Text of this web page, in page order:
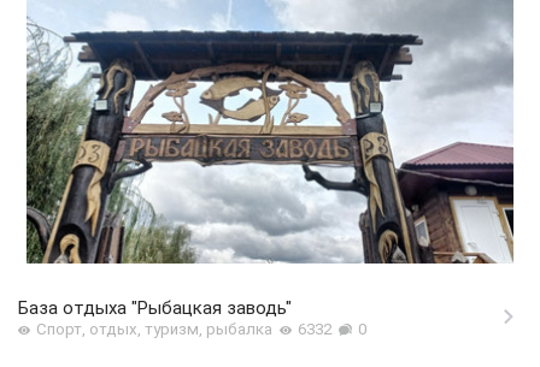
База отдыха "Рыбацкая заводь"
Спорт, отдых, туризм, рыбалка 6332 0